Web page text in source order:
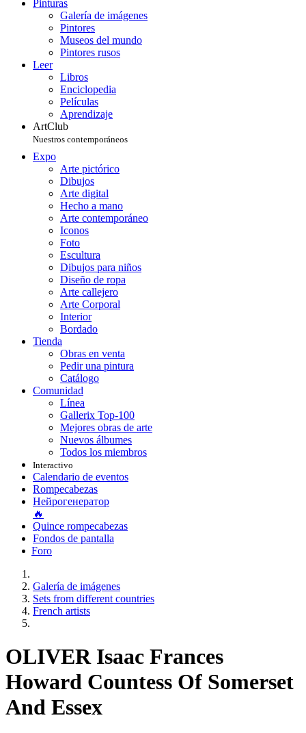
Pinturas
Galería de imágenes
Pintores
Museos del mundo
Pintores rusos
Leer
Libros
Enciclopedia
Películas
Aprendizaje
ArtClub
Nuestros contemporáneos
Expo
Arte pictórico
Dibujos
Arte digital
Hecho a mano
Arte contemporáneo
Iconos
Foto
Escultura
Dibujos para niños
Diseño de ropa
Arte callejero
Arte Corporal
Interior
Bordado
Tienda
Obras en venta
Pedir una pintura
Catálogo
Comunidad
Línea
Gallerix Top-100
Mejores obras de arte
Nuevos álbumes
Todos los miembros
Interactivo
Calendario de eventos
Rompecabezas
Нейрогенератор
🔥
Quince rompecabezas
Fondos de pantalla
Foro
Galería de imágenes
Sets from different countries
French artists
OLIVER Isaac Frances
Howard Countess Of Somerset
And Essex